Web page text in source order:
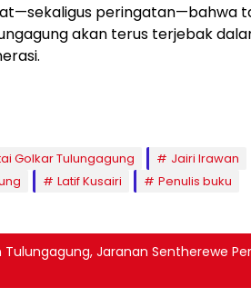
peringatan—bahwa
akan terus terjebak
Golkar Tulungagung
Jairi Irawan
Latif Kusairi
Penulis buku
Tulungagung, Jaranan Sentherewe